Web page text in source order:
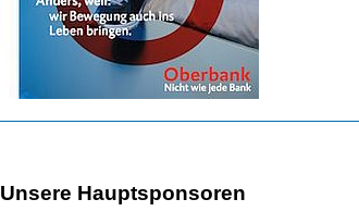
Unsere Hauptsponsoren